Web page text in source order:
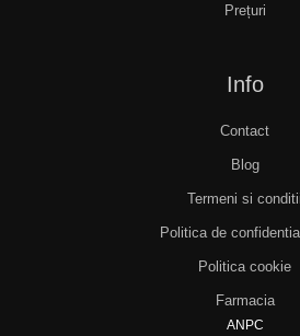
Prețuri
Info
Contact
Blog
Termeni si conditii
Politica de
Politica cookie
Farmacia
ANPC